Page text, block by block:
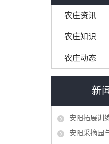
农庄资讯
农庄知识
农庄动态
新
安阳拓展训练讲解红
安阳采摘园与大家